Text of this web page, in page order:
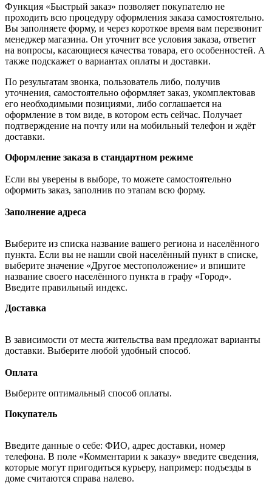
Функция «Быстрый заказ» позволяет покупателю не
проходить всю процедуру оформления заказа самостоятельно.
Вы заполняете форму, и через короткое время вам перезвонит
менеджер магазина. Он уточнит все условия заказа, ответит
на вопросы, касающиеся качества товара, его особенностей. А
также подскажет о вариантах оплаты и доставки.
По результатам звонка, пользователь либо, получив
уточнения, самостоятельно оформляет заказ, укомплектовав
его необходимыми позициями, либо соглашается на
оформление в том виде, в котором есть сейчас. Получает
подтверждение на почту или на мобильный телефон и ждёт
доставки.
Оформление заказа в стандартном режиме
Если вы уверены в выборе, то можете самостоятельно
оформить заказ, заполнив по этапам всю форму.
Заполнение адреса
Выберите из списка название вашего региона и населённого
пункта. Если вы не нашли свой населённый пункт в списке,
выберите значение «Другое местоположение» и впишите
название своего населённого пункта в графу «Город».
Введите правильный индекс.
Доставка
В зависимости от места жительства вам предложат варианты
доставки. Выберите любой удобный способ.
Оплата
Выберите оптимальный способ оплаты.
Покупатель
Введите данные о себе: ФИО, адрес доставки, номер
телефона. В поле «Комментарии к заказу» введите сведения,
которые могут пригодиться курьеру, например: подъезды в
доме считаются справа налево.